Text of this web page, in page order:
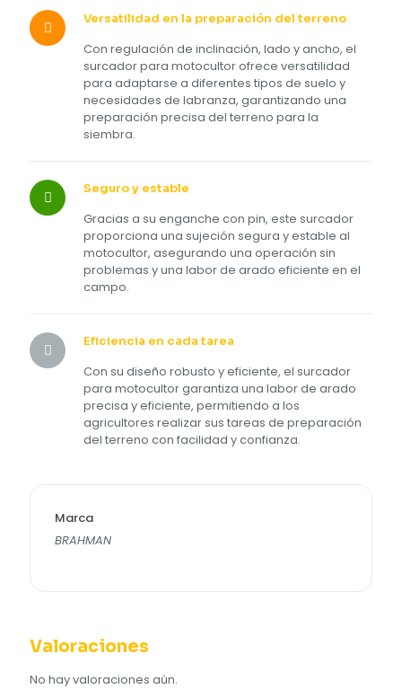
Versatilidad en la preparación del terreno
Con regulación de inclinación, lado y ancho, el
surcador para motocultor ofrece versatilidad
para adaptarse a diferentes tipos de suelo y
necesidades de labranza, garantizando una
preparación precisa del terreno para la
siembra.
Seguro y estable
Gracias a su enganche con pin, este surcador
proporciona una sujeción segura y estable al
motocultor, asegurando una operación sin
problemas y una labor de arado eficiente en el
campo.
Eficiencia en cada tarea
Con su diseño robusto y eficiente, el surcador
para motocultor garantiza una labor de arado
precisa y eficiente, permitiendo a los
agricultores realizar sus tareas de preparación
del terreno con facilidad y confianza.
Marca
BRAHMAN
Valoraciones
No hay valoraciones aún.